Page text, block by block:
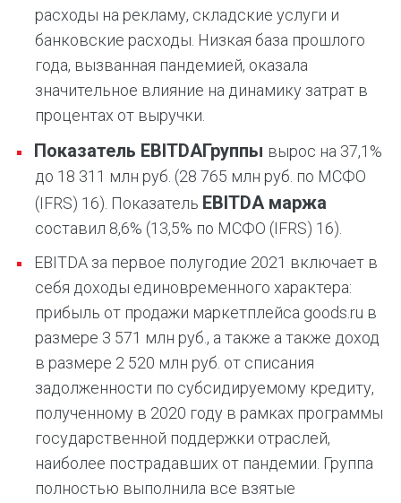
расходы на рекламу, складские услуги и
банковские расходы. Низкая база прошлого
года, вызванная пандемией, оказала
значительное влияние на динамику затрат в
процентах от выручки.
Показатель EBITDAГруппы вырос на 37,1%
до 18 311 млн руб. (28 765 млн руб. по МСФО
(IFRS) 16). Показатель EBITDAмаржа
составил 8,6% (13,5% по МСФО (IFRS) 16).
EBITDA за первое полугодие 2021 включает в
себя доходы единовременного характера:
прибыль от продажи маркетплейса goods.ru в
размере 3 571 млн руб., а также а также доход
в размере 2 520 млн руб. от списания
задолженности по субсидируемому кредиту,
полученному в 2020 году в рамках программы
государственной поддержки отраслей,
наиболее пострадавших от пандемии. Группа
полностью выполнила все взятые